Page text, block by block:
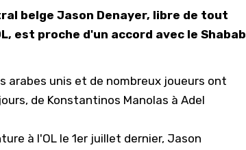
belge Jason Denayer, libre de tout
est proche d'un accord avec le Shabab
arabes unis et de nombreux joueurs ont
de Konstantinos Manolas à Adel
à l'OL le 1er juillet dernier, Jason